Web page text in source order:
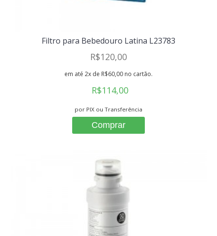
Filtro para Bebedouro Latina L23783
R$120,00
em até 2x de R$60,00 no cartão.
R$114,00
por PIX ou Transferência
Comprar